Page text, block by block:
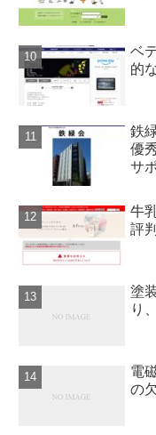
ベ
的
鉄
優
サ
牛
評
塗
り
電
の